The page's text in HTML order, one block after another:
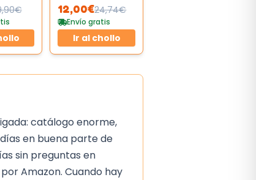
€
chicas
12,00€24,74€
Envío gratis
Ir al chollo
catálogo enorme,
en buena parte de
sin preguntas en
Amazon. Cuando hay